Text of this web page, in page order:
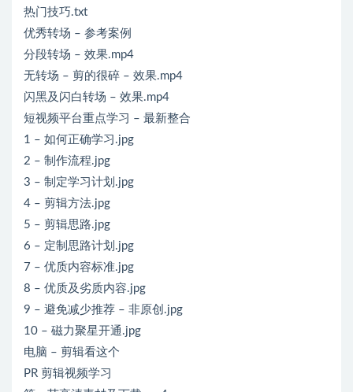
热门技巧.txt
优秀转场 – 参考案例
分段转场 – 效果.mp4
无转场 – 剪的很碎 – 效果.mp4
闪黑及闪白转场 – 效果.mp4
短视频平台重点学习 – 最新整合
1 – 如何正确学习.jpg
2 – 制作流程.jpg
3 – 制定学习计划.jpg
4 – 剪辑方法.jpg
5 – 剪辑思路.jpg
6 – 定制思路计划.jpg
7 – 优质内容标准.jpg
8 – 优质及劣质内容.jpg
9 – 避免减少推荐 – 非原创.jpg
10 – 磁力聚星开通.jpg
电脑 – 剪辑看这个
PR 剪辑视频学习